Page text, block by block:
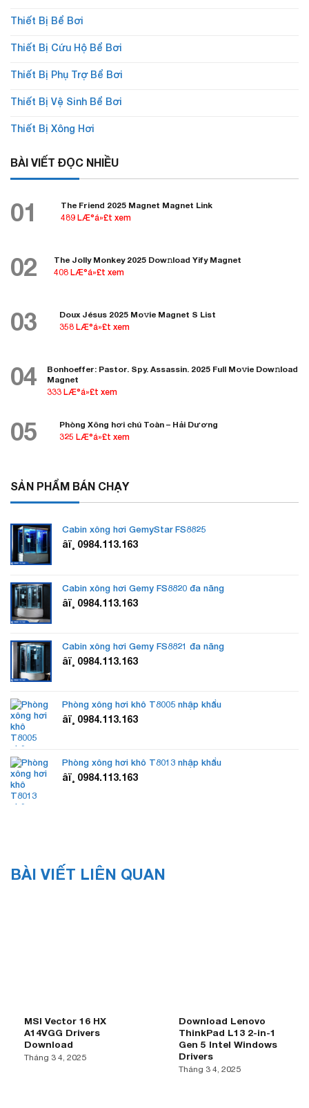
Thiết Bị Bể Bơi
Thiết Bị Cứu Hộ Bể Bơi
Thiết Bị Phụ Trợ Bể Bơi
Thiết Bị Vệ Sinh Bể Bơi
Thiết Bị Xông Hơi
BÀI VIẾT ĐỌC NHIỀU
01
The Friend 2025 Magnet Magnet Link
489 LÆ°á»£t xem
02
The Jolly Monkey 2025 Dow𝚗load Yify Magnet
408 LÆ°á»£t xem
03
Doux Jésus 2025 Mo𝚟ie Magnet S List
358 LÆ°á»£t xem
04
Bonhoeffer: Pastor. Spy. Assassin. 2025 Full Mo𝚟ie Dow𝚗load
Magnet
333 LÆ°á»£t xem
05
Phòng Xông hơi chú Toàn – Hải Dương
325 LÆ°á»£t xem
SẢN PHẨM BÁN CHẠY
Cabin xông hơi GemyStar FS8825
âï¸ 0984.113.163
Cabin xông hơi Gemy FS8820 đa năng
âï¸ 0984.113.163
Cabin xông hơi Gemy FS8821 đa năng
âï¸ 0984.113.163
Phòng xông hơi khô T8005 nhập khẩu
âï¸ 0984.113.163
Phòng xông hơi khô T8013 nhập khẩu
âï¸ 0984.113.163
BÀI VIẾT LIÊN QUAN
MSI Vector 16 HX
A14VGG Drivers
Download
Tháng 3 4, 2025
Download Lenovo
ThinkPad L13 2-in-1
Gen 5 Intel Windows
Drivers
Tháng 3 4, 2025